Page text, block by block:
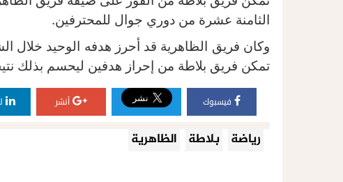
الثامنة عشرة من دوري جوال للمحترفين.
وكان فريق الظاهرية قد أحرز هدفه الوحيد خلال
تمكن فريق بلاطة من إحراز هدفين ليحسم بذلك
فيسبوك أنشر
رياضة بلاطة الظاهرية